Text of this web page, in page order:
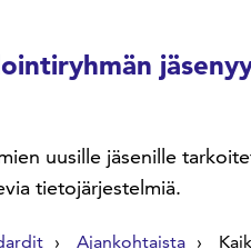
uusille jäsenille
tietojärjestelmiä.
Ajankohtaista